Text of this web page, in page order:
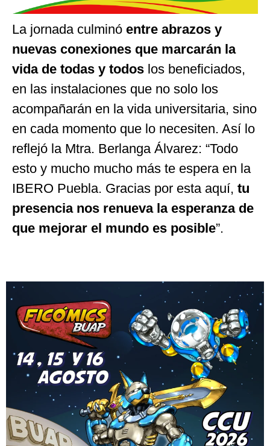
La jornada culminó entre abrazos y
nuevas conexiones que marcarán la
vida de todas y todos los beneficiados,
en las instalaciones que no solo los
acompañarán en la vida universitaria, sino
en cada momento que lo necesiten. Así lo
reflejó la Mtra. Berlanga Álvarez: “Todo
esto y mucho mucho más te espera en la
IBERO Puebla. Gracias por esta aquí, tu
presencia nos renueva la esperanza de
que mejorar el mundo es posible”.